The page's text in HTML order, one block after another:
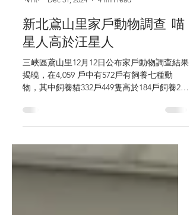
宗勳 何
Dec 31, 2024
4 min read
新北鳶山里家戶動物調查 喵
星人高於汪星人
三峽區鳶山里12月12日公布家戶動物調查結果
犬隻。這也是動督盟從去年至今完成全國七份
家戶動物調查報告中，首次出現貓高於犬隻數
量。而...